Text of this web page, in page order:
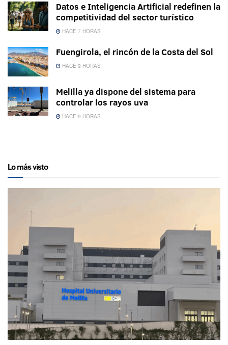
Datos e Inteligencia Artificial redefinen la
competitividad del sector turístico
HACE 7 HORAS
Fuengirola, el rincón de la Costa del Sol
HACE 9 HORAS
Melilla ya dispone del sistema para
controlar los rayos uva
HACE 9 HORAS
Lo más visto